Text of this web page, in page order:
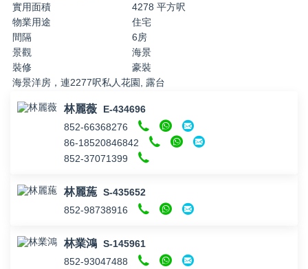
實用面積
4278 平方呎
物業用途
住宅
間隔
6房
景觀
海景
裝修
豪裝
海景洋房，連2277呎私人花園, 露台
林麗薇 E-434696
852-66368276
86-18520846842
852-37071399
林麗葹 S-435652
852-98738916
林業鴻 S-145961
852-93047488